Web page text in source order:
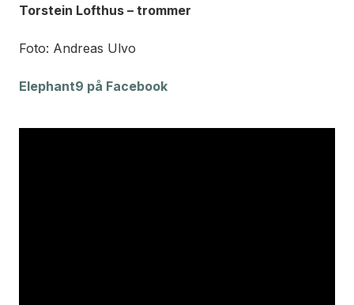
Torstein Lofthus – trommer
Foto: Andreas Ulvo
Elephant9 på Facebook